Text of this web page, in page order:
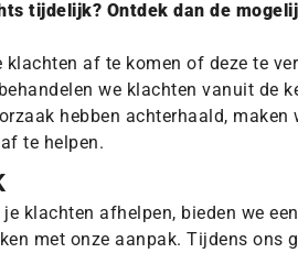
tijdelijk? Ontdek dan de
klachten af te komen of deze te
we klachten vanuit de
hebben achterhaald, maken
te helpen.
klachten afhelpen, bieden we
met onze aanpak. Tijdens ons